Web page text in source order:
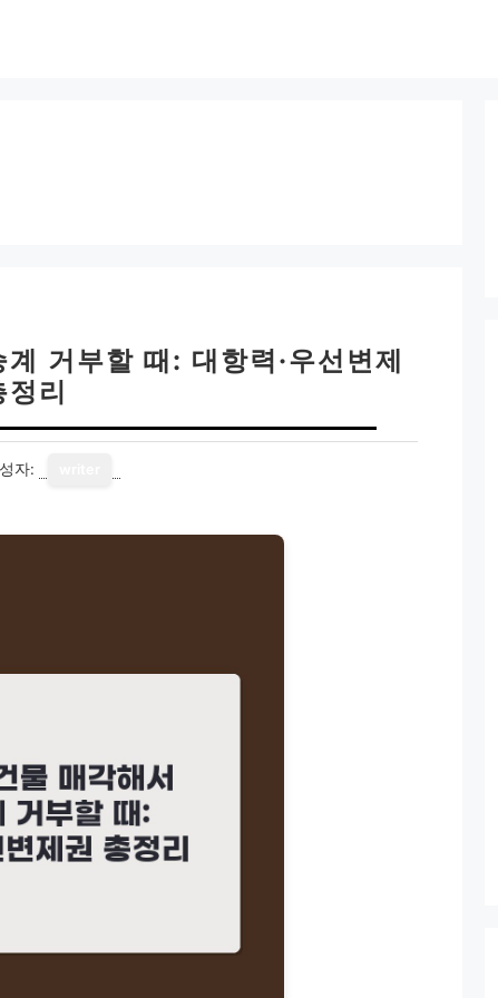
거부할 때: 대항력·우선변제
리
자: